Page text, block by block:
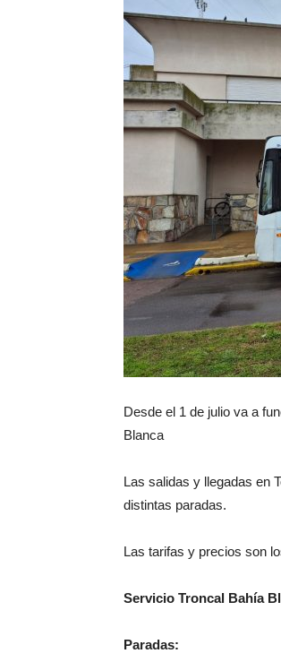
Desde el 1 de julio va a
Blanca
Las salidas y llegadas en
distintas paradas.
Las tarifas y precios son
Servicio Troncal Bahía
Paradas: